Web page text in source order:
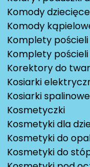
Komody dziecięce
Komody
Komplety pościeli
Komplety
Korektory do
Kosiarki
Kosiarki spalinowe
Kosmetyczki
Kosmetyki dla
Kosmetyki do
Kosmetyki do